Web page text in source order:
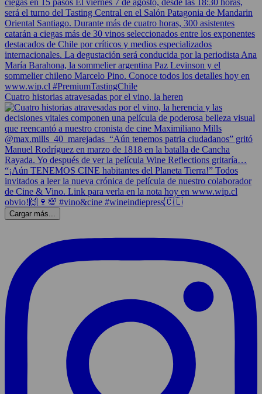
Cuatro historias atravesadas por el vino, la heren
Cargar más...